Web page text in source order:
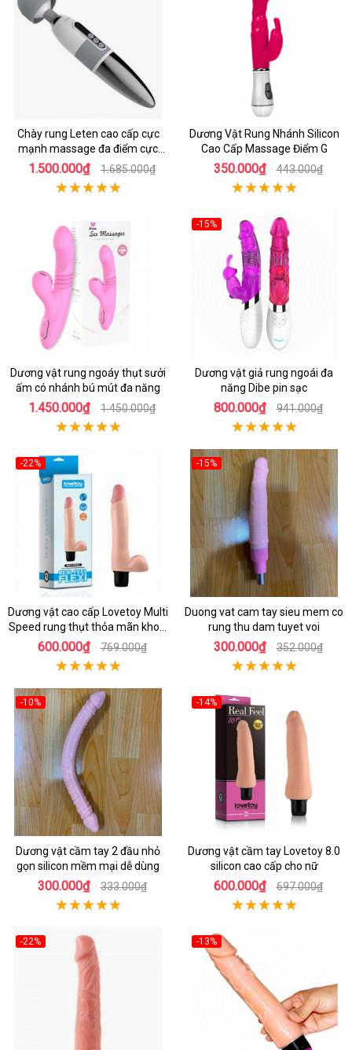
Chày rung Leten cao cấp cực
mạnh massage đa điểm cực
khoái cực phê
1.500.000₫ 1.685.000₫
Dương Vật Rung Nhánh Silicon
Cao Cấp Massage Điểm G
350.000₫ 443.000₫
Dương vật rung ngoáy thụt sưởi
ấm có nhánh bú mút đa năng
1.450.000₫ 1.450.000₫
-15%
Dương vật giả rung ngoái đa
năng Dibe pin sạc
800.000₫ 941.000₫
-22%
Dương vật cao cấp Lovetoy Multi
Speed rung thụt thỏa mãn khoái
cảm
600.000₫ 769.000₫
-15%
Duong vat cam tay sieu mem co
rung thu dam tuyet voi
300.000₫ 352.000₫
-10%
Dương vật cầm tay 2 đầu nhỏ
gọn silicon mềm mại dễ dùng
300.000₫ 333.000₫
-14%
Dương vật cầm tay Lovetoy 8.0
silicon cao cấp cho nữ
600.000₫ 697.000₫
-22% -13%